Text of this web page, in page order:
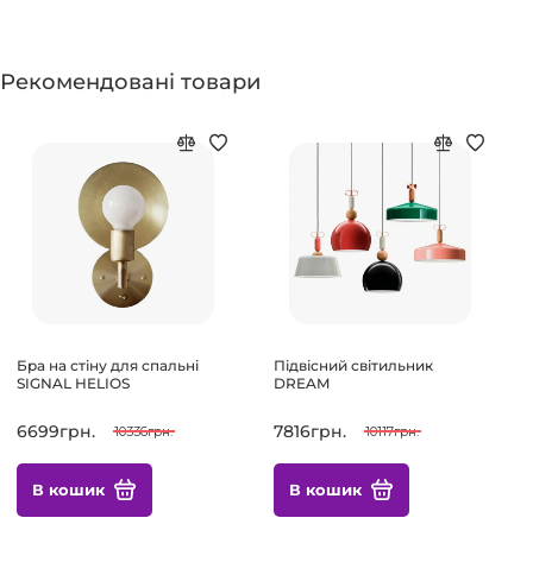
Рекомендовані товари
Бра на стіну для спальні
SIGNAL HELIOS
6699грн. 10336грн.
В кошик
Підвісний світильник
DREAM
7816грн. 10117грн.
В кошик